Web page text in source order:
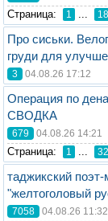
Стрaница: 1
Про сиськи.
груди для
3 04.08.26 17:12
Операция по
СВОДКА
679 04.08.26 14:21
Стрaница: 1 32
таджикский
"желтоголовый
7058 04.08.26 11:32